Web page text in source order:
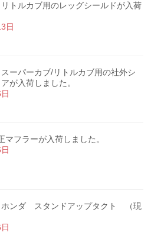
リトルカブ用のレッグシールドが入荷
日
スーパーカブ/リトルカブ用の社外シ
が入荷しました。
マフラーが入荷しました。
ホンダ スタンドアップタクト （現